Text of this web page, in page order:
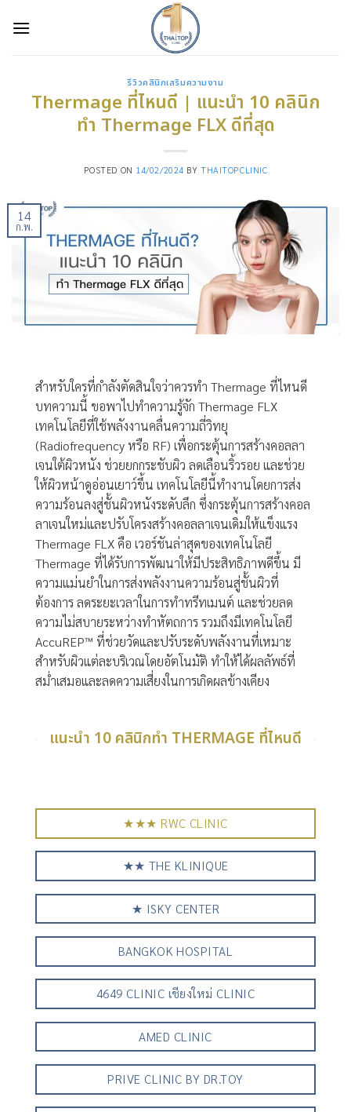
รีวิวคลินิกเสริมความงาม
Thermage ที่ไหนดี | แนะนำ 10 คลินิก
ทำ Thermage FLX ดีที่สุด
POSTED ON 14/02/2024 BYTHAITOPCLINIC
14
ก.พ.
สำหรับใครที่กำลังตัดสินใจว่าควรทำ Thermage ที่ไหนดี
บทความนี้ ขอพาไปทำความรู้จัก Thermage FLX
เทคโนโลยีที่ใช้พลังงานคลื่นความถี่วิทยุ
(Radiofrequency หรือ RF) เพื่อกระตุ้นการสร้างคอลลา
เจนใต้ผิวหนัง ช่วยยกกระชับผิว ลดเลือนริ้วรอย และช่วย
ให้ผิวหน้าดูอ่อนเยาว์ขึ้น เทคโนโลยีนี้ทำงานโดยการส่ง
ความร้อนลงสู่ชั้นผิวหนังระดับลึก ซึ่งกระตุ้นการสร้างคอล
ลาเจนใหม่และปรับโครงสร้างคอลลาเจนเดิมให้แข็งแรง
Thermage FLX คือ เวอร์ชันล่าสุดของเทคโนโลยี
Thermage ที่ได้รับการพัฒนาให้มีประสิทธิภาพดีขึ้น มี
ความแม่นยำในการส่งพลังงานความร้อนสู่ชั้นผิวที่
ต้องการ ลดระยะเวลาในการทำทรีทเมนต์ และช่วยลด
ความไม่สบายระหว่างทำหัตถการ รวมถึงมีเทคโนโลยี
AccuREP™ ที่ช่วยวัดและปรับระดับพลังงานที่เหมาะ
สำหรับผิวแต่ละบริเวณโดยอัตโนมัติ ทำให้ได้ผลลัพธ์ที่
สม่ำเสมอและลดความเสี่ยงในการเกิดผลข้างเคียง
แนะนำ 10 คลินิกทำ THERMAGE ที่ไหนดี
★★★ RWC CLINIC
★★ THE KLINIQUE
★ ISKY CENTER
BANGKOK HOSPITAL
4649 CLINIC เชียงใหม่ CLINIC
AMED CLINIC
PRIVE CLINIC BY DR.TOY